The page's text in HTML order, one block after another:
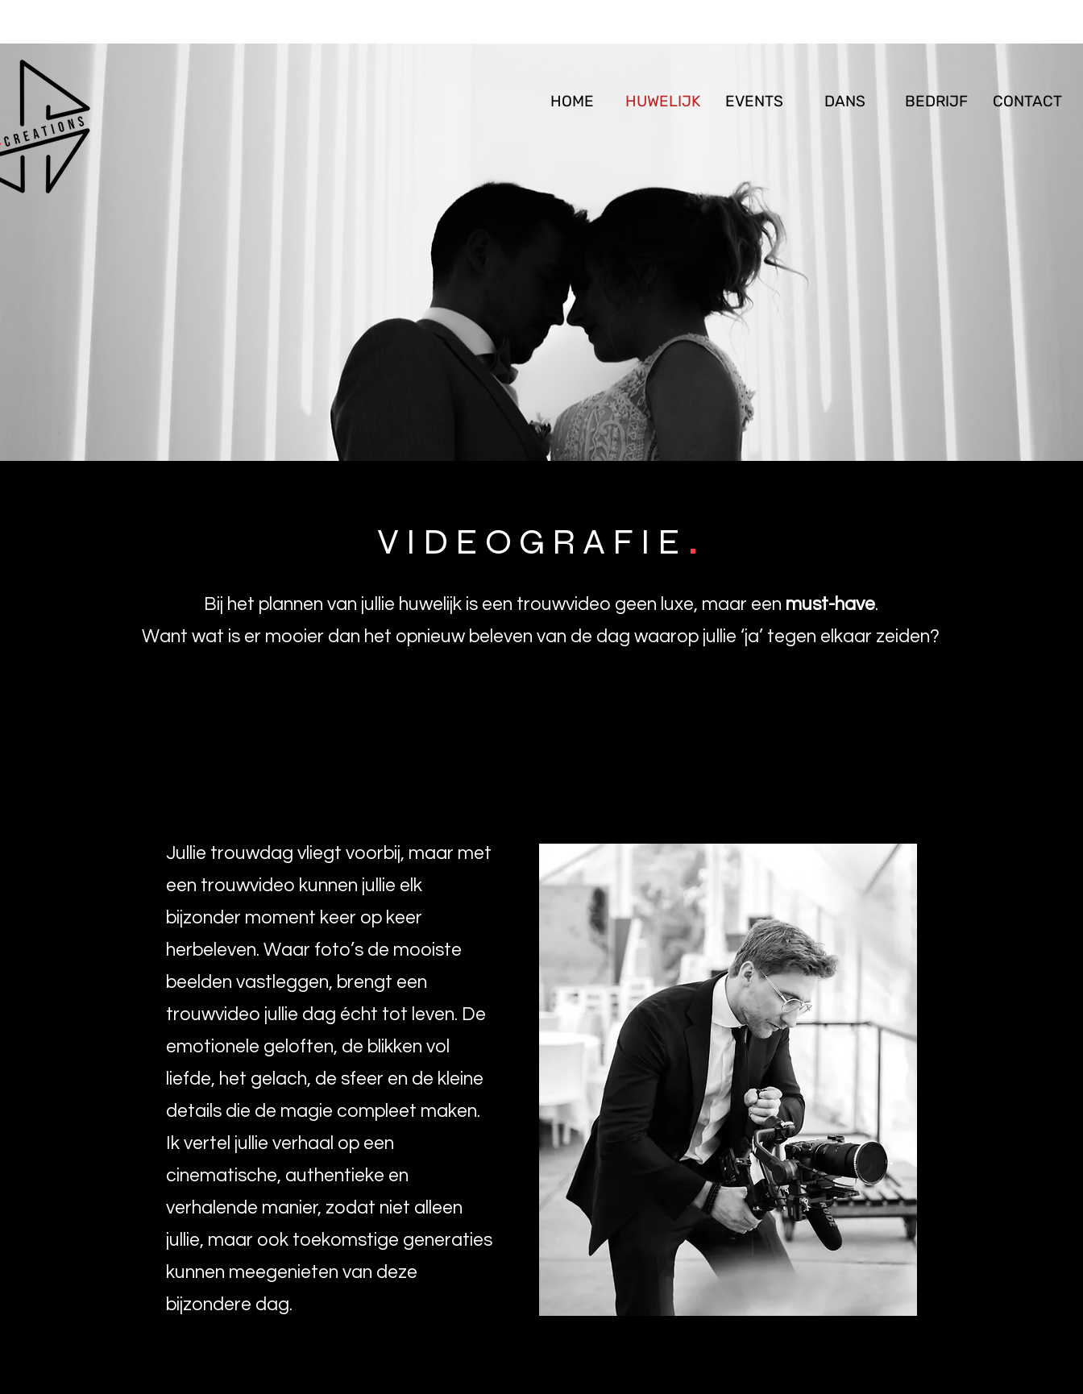
HOME HUWELIJK EVENTS DANS BEDRIJF CONTACT
VIDEOGRAFIE .
Bij het plannen van jullie huwelijk is een trouwvideo geen luxe, maar een must-have.
Want wat is er mooier dan het opnieuw beleven van de dag waarop jullie ‘ja’ tegen elkaar zeiden?
Jullie trouwdag vliegt voorbij, maar met
een trouwvideo kunnen jullie elk
bijzonder moment keer op keer
herbeleven. Waar foto’s de mooiste
beelden vastleggen, brengt een
trouwvideo jullie dag écht tot leven. De
emotionele geloften, de blikken vol
liefde, het gelach, de sfeer en de kleine
details die de magie compleet maken.
Ik vertel jullie verhaal op een
cinematische, authentieke en
verhalende manier, zodat niet alleen
jullie, maar ook toekomstige generaties
kunnen meegenieten van deze
bijzondere dag.